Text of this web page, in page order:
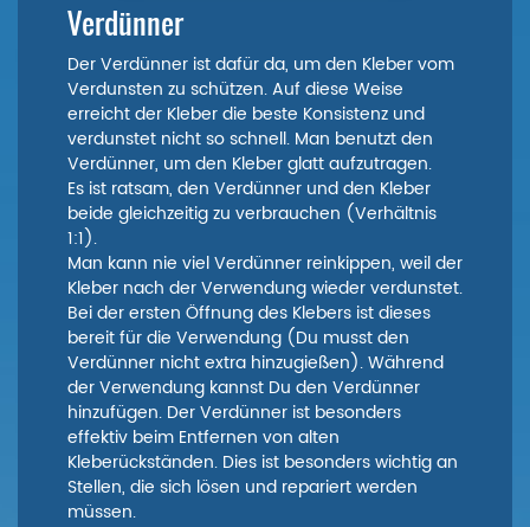
Verdünner
Der Verdünner ist dafür da, um den Kleber vom
Verdunsten zu schützen. Auf diese Weise
erreicht der Kleber die beste Konsistenz und
verdunstet nicht so schnell. Man benutzt den
Verdünner, um den Kleber glatt aufzutragen.
Es ist ratsam, den Verdünner und den Kleber
beide gleichzeitig zu verbrauchen (Verhältnis
1:1).
Man kann nie viel Verdünner reinkippen, weil der
Kleber nach der Verwendung wieder verdunstet.
Bei der ersten Öffnung des Klebers ist dieses
bereit für die Verwendung (Du musst den
Verdünner nicht extra hinzugießen). Während
der Verwendung kannst Du den Verdünner
hinzufügen. Der Verdünner ist besonders
effektiv beim Entfernen von alten
Kleberückständen. Dies ist besonders wichtig an
Stellen, die sich lösen und repariert werden
müssen.